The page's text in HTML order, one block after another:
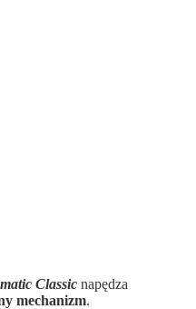
Classic napędza
mechanizm.